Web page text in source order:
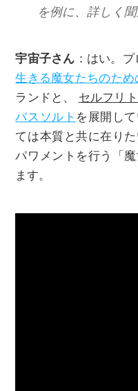
を例に、詳しく
宇宙子さん ：はい。
生きる魔女たちのため
ランドと、
セルフリ
バスソルト を展開し
ては本質と共に在り
パワメントを行う「
ます。